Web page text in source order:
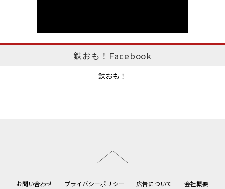
鉄おも！Facebook
鉄おも！
お問い合わせ プライバシーポリシー 広告について 会社概要